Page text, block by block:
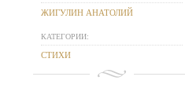
ЖИГУЛИН АНАТОЛИЙ
КАТЕГОРИИ:
СТИХИ